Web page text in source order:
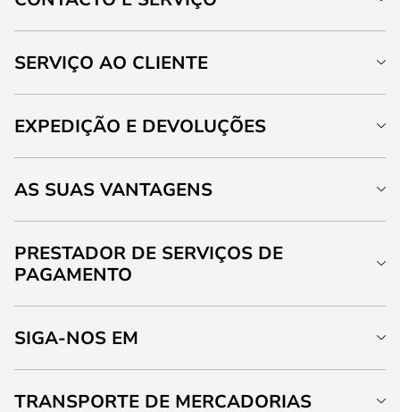
SERVIÇO AO CLIENTE
EXPEDIÇÃO E DEVOLUÇÕES
AS SUAS VANTAGENS
PRESTADOR DE SERVIÇOS DE
PAGAMENTO
SIGA-NOS EM
TRANSPORTE DE MERCADORIAS